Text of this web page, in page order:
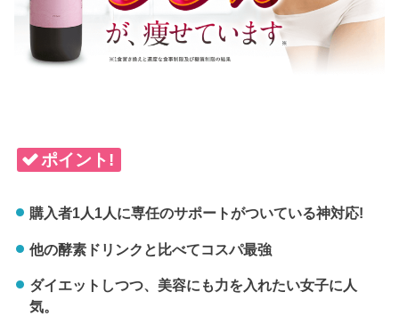
ポイント!
購入者1人1人に専任のサポートがついている神対応!
他の酵素ドリンクと比べてコスパ最強
ダイエットしつつ、美容にも力を入れたい女子に人
気。